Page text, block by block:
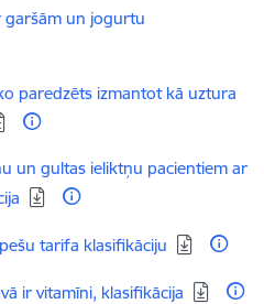
garšām un jogurtu
paredzēts izmantot kā uztura
un gultas ieliktņu pacientiem ar
tarifa klasifikāciju
ir vitamīni, klasifikācija